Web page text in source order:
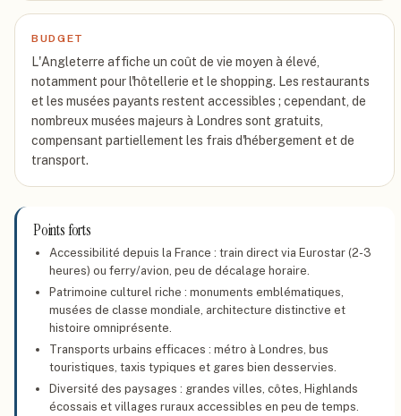
BUDGET
L'Angleterre affiche un coût de vie moyen à élevé,
notamment pour l'hôtellerie et le shopping. Les restaurants
et les musées payants restent accessibles ; cependant, de
nombreux musées majeurs à Londres sont gratuits,
compensant partiellement les frais d'hébergement et de
transport.
Points forts
Accessibilité depuis la France : train direct via Eurostar (2-3
heures) ou ferry/avion, peu de décalage horaire.
Patrimoine culturel riche : monuments emblématiques,
musées de classe mondiale, architecture distinctive et
histoire omniprésente.
Transports urbains efficaces : métro à Londres, bus
touristiques, taxis typiques et gares bien desservies.
Diversité des paysages : grandes villes, côtes, Highlands
écossais et villages ruraux accessibles en peu de temps.